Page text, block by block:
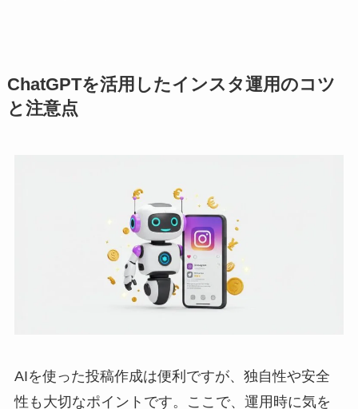
ChatGPTを活用したインスタ運用のコツ
と注意点
AIを使った投稿作成は便利ですが、独自性や安全
性も大切なポイントです。ここで、運用時に気を